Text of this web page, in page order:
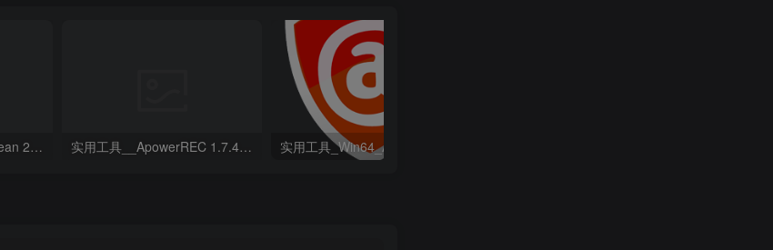
实用工具__R-Wipe & Clean 20.0.2461资源下载地址_百度网盘迅雷BT 实用工具__ApowerREC 1.7.4.7 Multilingual资源下载地址_百度网盘迅雷BT